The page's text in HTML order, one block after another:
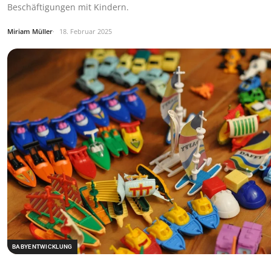
Beschäftigungen mit Kindern.
Miriam Müller 18. Februar 2025
BABYENTWICKLUNG